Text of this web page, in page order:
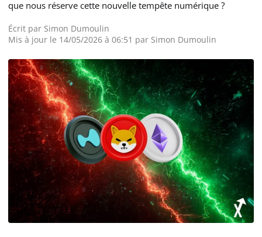
que nous réserve cette nouvelle tempête numérique ?
Écrit par Simon Dumoulin
Mis à jour le 14/05/2026 à 06:51 par Simon Dumoulin